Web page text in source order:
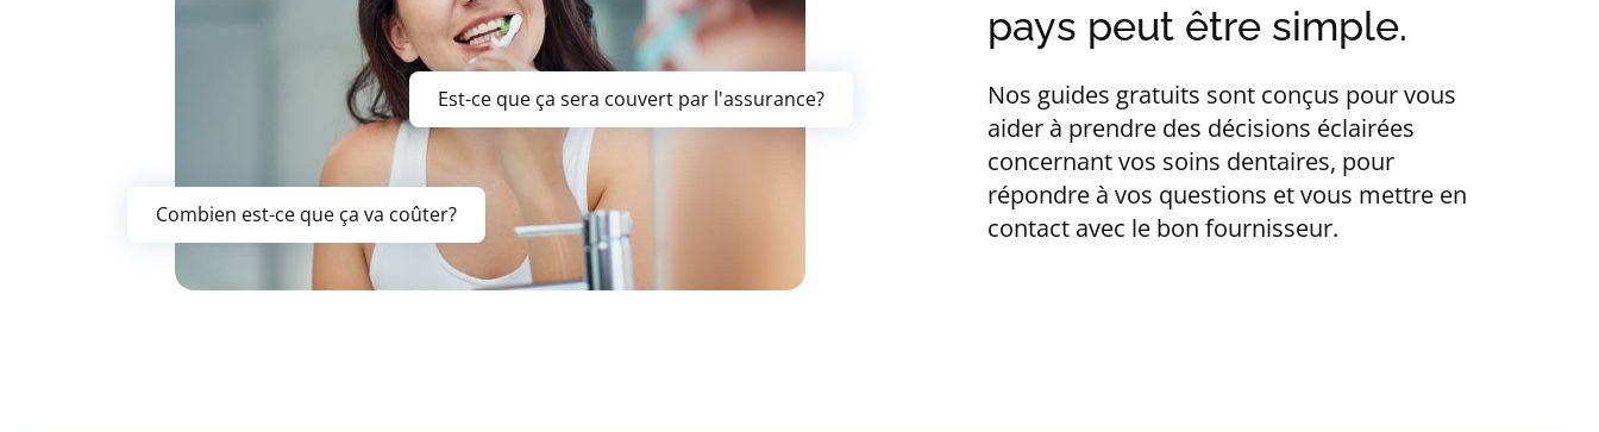
Est-ce que ça sera couvert par l'assurance?
Combien est-ce que ça va coûter?
pays peut être simple.
Nos guides gratuits sont conçus pour vous
aider à prendre des décisions éclairées
concernant vos soins dentaires, pour
répondre à vos questions et vous mettre en
contact avec le bon fournisseur.